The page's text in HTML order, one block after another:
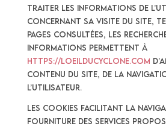
traiter les informations de
concernant sa visite du Site,
pages consultées, les
informations permettent à
https://loeilducyclone.com
contenu du Site, de la
l’Utilisateur.
Les Cookies facilitant la
fourniture des services